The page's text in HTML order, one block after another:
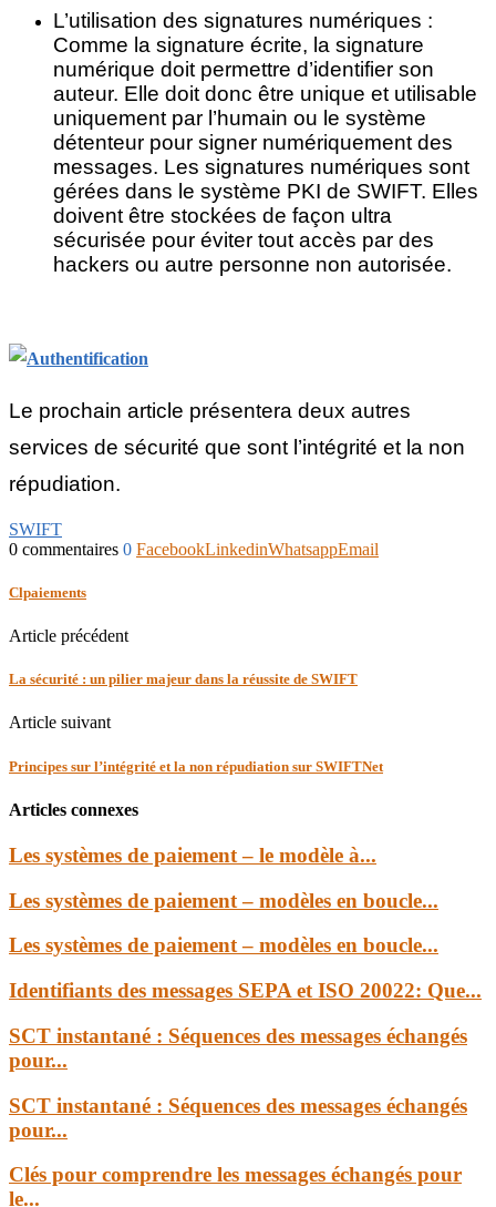
L’utilisation des signatures numériques :
Comme la signature écrite, la signature
numérique doit permettre d’identifier son
auteur. Elle doit donc être unique et utilisable
uniquement par l’humain ou le système
détenteur pour signer numériquement des
messages. Les signatures numériques sont
gérées dans le système PKI de SWIFT. Elles
doivent être stockées de façon ultra
sécurisée pour éviter tout accès par des
hackers ou autre personne non autorisée.
Le prochain article présentera deux autres
services de sécurité que sont l’intégrité et la non
répudiation.
SWIFT
0 commentaires 0 FacebookLinkedinWhatsappEmail
Clpaiements
Article précédent
La sécurité : un pilier majeur dans la réussite de SWIFT
Article suivant
Principes sur l’intégrité et la non répudiation sur SWIFTNet
Articles connexes
Les systèmes de paiement – le modèle à...
Les systèmes de paiement – modèles en boucle...
Les systèmes de paiement – modèles en boucle...
Identifiants des messages SEPA et ISO 20022: Que...
SCT instantané : Séquences des messages échangés
pour...
SCT instantané : Séquences des messages échangés
pour...
Clés pour comprendre les messages échangés pour
le...